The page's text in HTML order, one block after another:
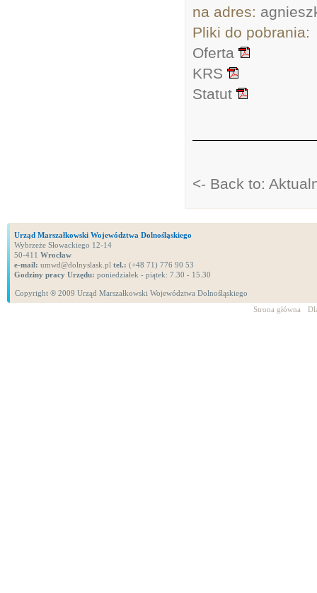
na adres:
Pliki do pobrania:
Oferta
KRS
Statut
<- Back to:
Urząd Marszałkowski Województwa Dolnośląskiego
Wybrzeże Słowackiego 12-14
50-411 Wrocław
e-mail: umwd@dolnyslask.pl tel.: (+48 71) 776 90 53
Godziny pracy Urzędu: poniedziałek - piątek: 7.30 - 15.30
Copyright ® 2009 Urząd Marszałkowski Województwa Dolnośląskiego
Strona główna